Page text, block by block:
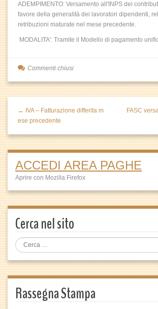
ADEMPIMENTO: Versamento all'INPS dei
favore della generalità dei lavoratori dipendenti,
retribuzioni maturate nel mese precedente.
MODALITA': Tramite il Modello di pagamento
Commenti chiusi
← IVA – Fatturazione differita m
ese precedente
FASC
ACCEDI AREA PAGHE
Aprire con Mozilla Firefox
Cerca nel sito
Rassegna Stampa